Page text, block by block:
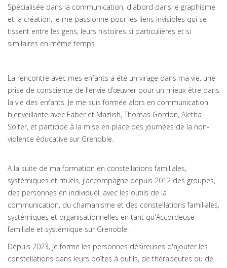
Spécialisée dans la communication, d'abord dans le graphisme
et la création, je me passionne pour les liens invisibles qui se
tissent entre les gens, leurs histoires si particulières et si
similaires en même temps.
La rencontre avec mes enfants a été un virage dans ma vie, une
prise de conscience de l'envie d’œuvrer pour un mieux être dans
la vie des enfants. Je me suis formée alors en communication
bienveillante avec Faber et Mazlish, Thomas Gordon, Aletha
Solter, et participe à la mise en place des journées de la non-
violence éducative sur Grenoble.
A la suite de ma formation en constellations familiales,
systémiques et rituels, j'accompagne depuis 2012 des groupes,
des personnes en individuel, avec les outils de la
communication, du chamanisme et des constellations familiales,
systémiques et organisationnelles en tant qu'Accordeuse
familiale et systémique sur Grenoble.
Depuis 2023, je forme les personnes désireuses d'ajouter les
constellations dans leurs boîtes à outils, de thérapeutes ou de